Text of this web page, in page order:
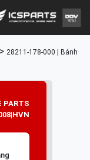
> 28211-178-000 | Bánh
PARTS